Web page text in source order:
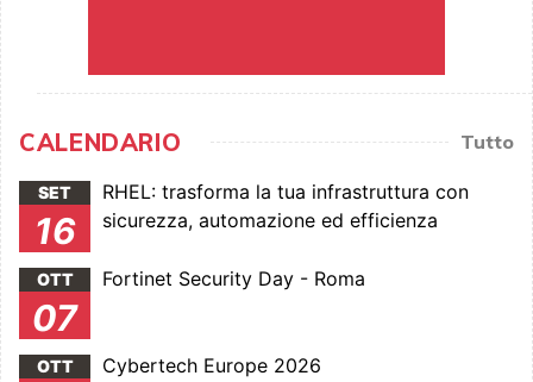
CALENDARIO Tutto
SET
16
RHEL: trasforma la tua infrastruttura con
sicurezza, automazione ed efficienza
OTT
07
Fortinet Security Day - Roma
OTT Cybertech Europe 2026